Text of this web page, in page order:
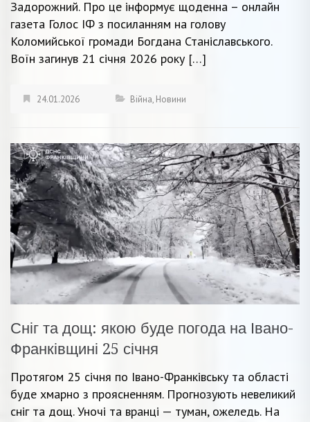
Задорожний. Про це інформує щоденна – онлайн
газета Голос ІФ з посиланням на голову
Коломийської громади Богдана Станіславського.
Воїн загинув 21 січня 2026 року […]
24.01.2026 Війна, Новини
Сніг та дощ: якою буде погода на Івано-
Франківщині 25 січня
Протягом 25 січня по Івано-Франківську та області
буде хмарно з проясненням. Прогнозують невеликий
сніг та дощ. Уночі та вранці — туман, ожеледь. На